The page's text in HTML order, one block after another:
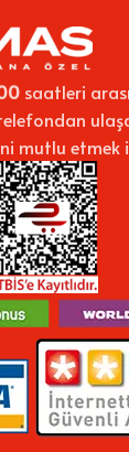
saatleri
mutlu etmek